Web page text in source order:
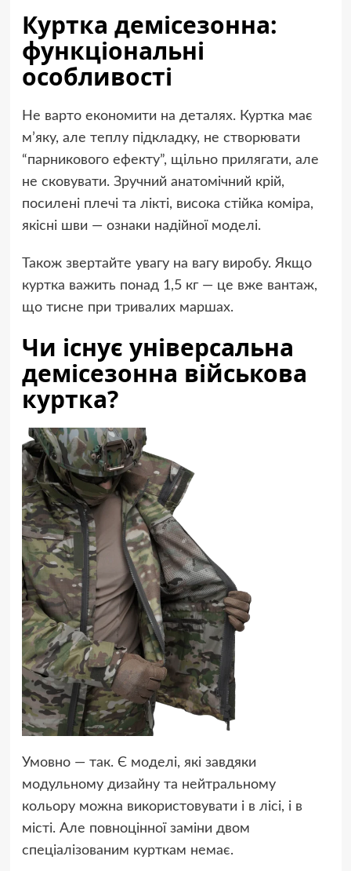
Куртка демісезонна:
функціональні
особливості
Не варто економити на деталях. Куртка має
м’яку, але теплу підкладку, не створювати
“парникового ефекту”, щільно прилягати, але
не сковувати. Зручний анатомічний крій,
посилені плечі та лікті, висока стійка коміра,
якісні шви — ознаки надійної моделі.
Також звертайте увагу на вагу виробу. Якщо
куртка важить понад 1,5 кг — це вже вантаж,
що тисне при тривалих маршах.
Чи існує універсальна
демісезонна військова
куртка?
Умовно — так. Є моделі, які завдяки
модульному дизайну та нейтральному
кольору можна використовувати і в лісі, і в
місті. Але повноцінної заміни двом
спеціалізованим курткам немає.